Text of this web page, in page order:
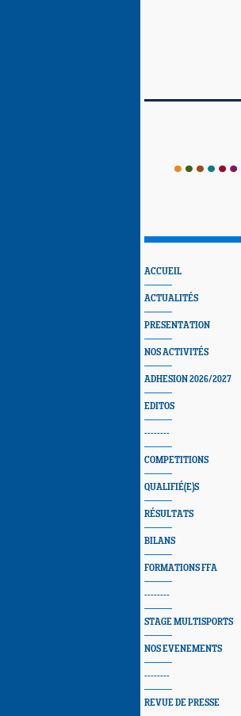
ACCUEIL
ACTUALITÉS
PRESENTATION
NOS ACTIVITÉS
ADHESION 2026/2027
EDITOS
--------
COMPETITIONS
QUALIFIÉ(E)S
RÉSULTATS
BILANS
FORMATIONS FFA
--------
STAGE MULTISPORTS
NOS EVENEMENTS
--------
REVUE DE PRESSE